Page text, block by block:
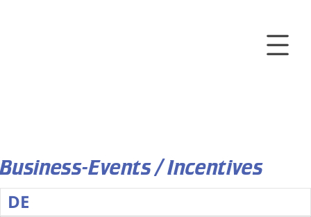
Business-Events / Incentives
DE